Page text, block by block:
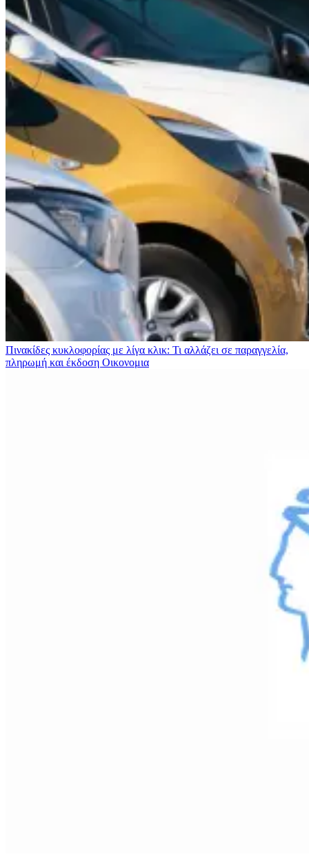
Πινακίδες κυκλοφορίας με λίγα κλικ: Τι αλλάζει σε παραγγελία,
πληρωμή και έκδοση Οικονομια